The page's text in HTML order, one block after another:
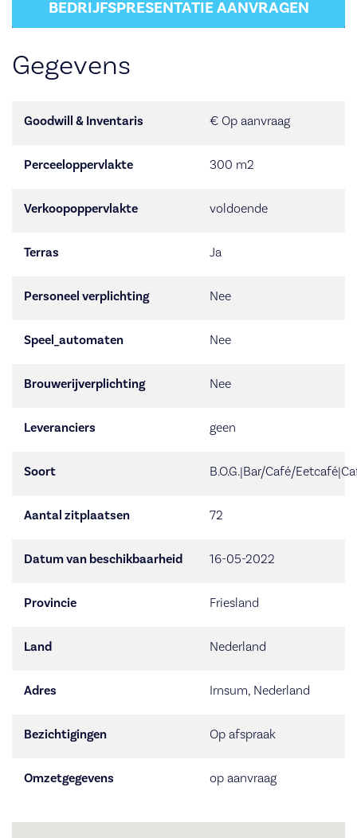
BEDRIJFSPRESENTATIE AANVRAGEN
Gegevens
Goodwill & Inventaris € Op aanvraag
Perceeloppervlakte 300 m2
Verkoopoppervlakte voldoende
Terras Ja
Personeel verplichting Nee
Speel_automaten Nee
Brouwerijverplichting Nee
Leveranciers geen
Soort B.O.G.|Bar/Café/
Aantal zitplaatsen 72
Datum van beschikbaarheid 16-05-2022
Provincie Friesland
Land Nederland
Adres Irnsum, Nederland
Bezichtigingen Op afspraak
Omzetgegevens op aanvraag